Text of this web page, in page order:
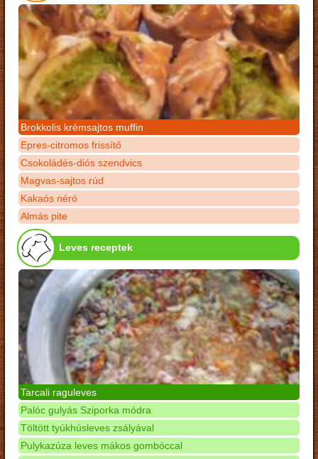
Brokkolis krémsajtos muffin
Epres-citromos frissítő
Csokoládés-diós szendvics
Magvas-sajtos rúd
Kakaós néró
Almás pite
Leves receptek
Tarcali raguleves
Palóc gulyás Sziporka módra
Töltött tyúkhúsleves zsályával
Pulykazúza leves mákos gombóccal